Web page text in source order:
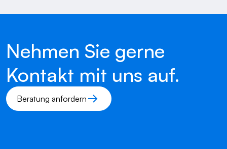
Nehmen Sie gerne
Kontakt mit uns auf.
Beratung anfordern